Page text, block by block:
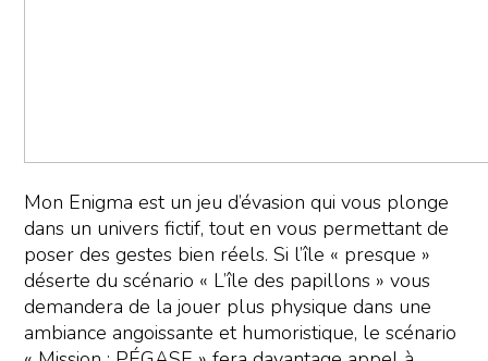
Mon Enigma est un jeu d’évasion qui vous plonge
dans un univers fictif, tout en vous permettant de
poser des gestes bien réels. Si l’île « presque »
déserte du scénario « L’île des papillons » vous
demandera de la jouer plus physique dans une
ambiance angoissante et humoristique, le scénario